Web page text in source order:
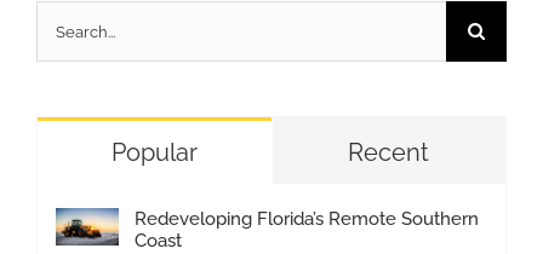
for:
Popular Recent
Redeveloping Florida’s Remote Southern
Coast